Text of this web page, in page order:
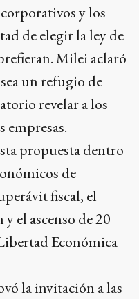
y los
de elegir la ley de
Milei aclaró
un refugio de
revelar a los
empresas.
propuesta dentro
de
fiscal, el
el ascenso de 20
Económica
la invitación a las